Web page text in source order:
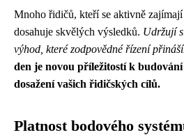
Mnoho řidičů, kteří se aktivně
dosahuje skvělých výsledků. Udržují
výhod, které zodpovědné řízení
den je novou příležitostí k
dosažení vašich řidičských cílů.
Platnost bodového